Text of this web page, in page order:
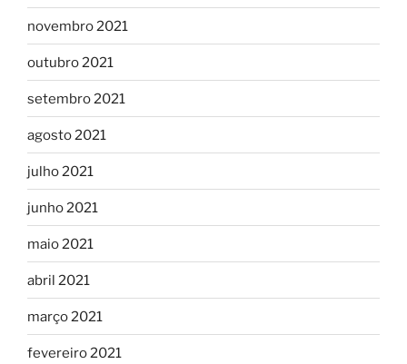
novembro 2021
outubro 2021
setembro 2021
agosto 2021
julho 2021
junho 2021
maio 2021
abril 2021
março 2021
fevereiro 2021